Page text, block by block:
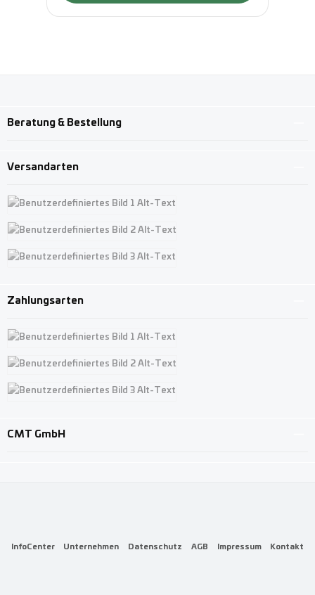
Beratung & Bestellung
Versandarten
Benutzerdefiniertes Bild 1
Benutzerdefiniertes Bild 2
Zahlungsarten
Benutzerdefiniertes Bild 1
Benutzerdefiniertes Bild 2
CMT GmbH
InfoCenter Unternehmen Datenschutz AGB Impressum Kontakt